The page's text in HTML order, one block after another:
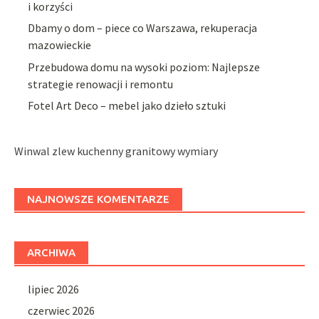
i korzyści
Dbamy o dom – piece co Warszawa, rekuperacja
mazowieckie
Przebudowa domu na wysoki poziom: Najlepsze
strategie renowacji i remontu
Fotel Art Deco – mebel jako dzieło sztuki
Winwal zlew kuchenny granitowy wymiary
NAJNOWSZE KOMENTARZE
ARCHIWA
lipiec 2026
czerwiec 2026